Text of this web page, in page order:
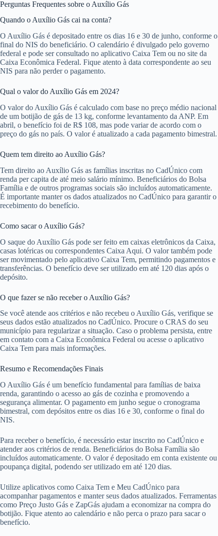
Perguntas Frequentes sobre o Auxílio Gás
Quando o Auxílio Gás cai na conta?
O Auxílio Gás é depositado entre os dias 16 e 30 de junho, conforme o
final do NIS do beneficiário. O calendário é divulgado pelo governo
federal e pode ser consultado no aplicativo Caixa Tem ou no site da
Caixa Econômica Federal. Fique atento à data correspondente ao seu
NIS para não perder o pagamento.
Qual o valor do Auxílio Gás em 2024?
O valor do Auxílio Gás é calculado com base no preço médio nacional
de um botijão de gás de 13 kg, conforme levantamento da ANP. Em
abril, o benefício foi de R$ 108, mas pode variar de acordo com o
preço do gás no país. O valor é atualizado a cada pagamento bimestral.
Quem tem direito ao Auxílio Gás?
Tem direito ao Auxílio Gás as famílias inscritas no CadÚnico com
renda per capita de até meio salário mínimo. Beneficiários do Bolsa
Família e de outros programas sociais são incluídos automaticamente.
É importante manter os dados atualizados no CadÚnico para garantir o
recebimento do benefício.
Como sacar o Auxílio Gás?
O saque do Auxílio Gás pode ser feito em caixas eletrônicos da Caixa,
casas lotéricas ou correspondentes Caixa Aqui. O valor também pode
ser movimentado pelo aplicativo Caixa Tem, permitindo pagamentos e
transferências. O benefício deve ser utilizado em até 120 dias após o
depósito.
O que fazer se não receber o Auxílio Gás?
Se você atende aos critérios e não recebeu o Auxílio Gás, verifique se
seus dados estão atualizados no CadÚnico. Procure o CRAS do seu
município para regularizar a situação. Caso o problema persista, entre
em contato com a Caixa Econômica Federal ou acesse o aplicativo
Caixa Tem para mais informações.
Resumo e Recomendações Finais
O Auxílio Gás é um benefício fundamental para famílias de baixa
renda, garantindo o acesso ao gás de cozinha e promovendo a
segurança alimentar. O pagamento em junho segue o cronograma
bimestral, com depósitos entre os dias 16 e 30, conforme o final do
NIS.
Para receber o benefício, é necessário estar inscrito no CadÚnico e
atender aos critérios de renda. Beneficiários do Bolsa Família são
incluídos automaticamente. O valor é depositado em conta existente ou
poupança digital, podendo ser utilizado em até 120 dias.
Utilize aplicativos como Caixa Tem e Meu CadÚnico para
acompanhar pagamentos e manter seus dados atualizados. Ferramentas
como Preço Justo Gás e ZapGás ajudam a economizar na compra do
botijão. Fique atento ao calendário e não perca o prazo para sacar o
benefício.